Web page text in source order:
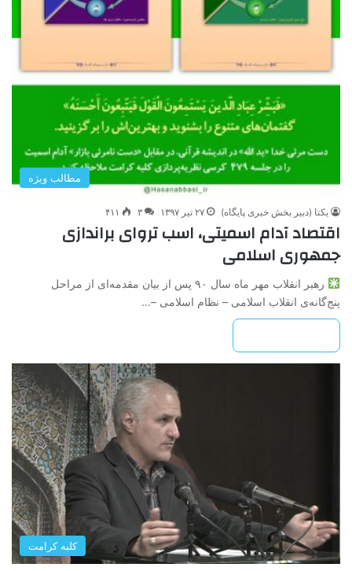
مطالب ویژه
یکتا (دبیر بخش خبری پایگاه) ۲۷ تیر ۱۳۹۷ ۳ ۴۱۱
اقتصاد آدام اسمیتی، اسب تروای براندازی
جمهوری اسلامی
رهبر انقلاب مهر ماه سال ۹۰ پس از بیان مقدمه‌ای از مراحل
پنج‌گانه‌ی انقلاب اسلامی – نظام اسلامی –…
کلبه کرامت